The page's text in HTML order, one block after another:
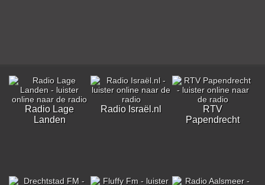
Radio Lage
Landen
Radio Israël.nl
RTV
Papendrecht